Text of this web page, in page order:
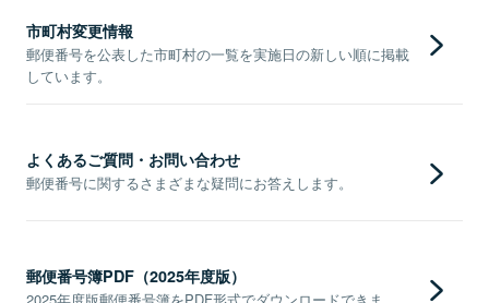
市町村変更情報
郵便番号を公表した市町村の一覧を実施日の新しい順に掲載
しています。
よくあるご質問・お問い合わせ
郵便番号に関するさまざまな疑問にお答えします。
郵便番号簿PDF（2025年度版）